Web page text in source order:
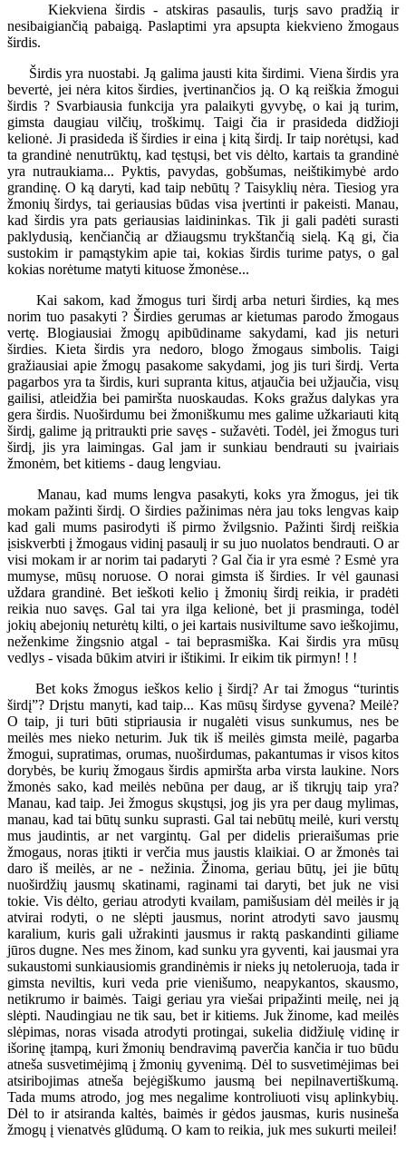
Kiekviena širdis - atskiras pasaulis, turįs savo pradžią ir
nesibaigiančią pabaigą. Paslaptimi yra apsupta kiekvieno žmogaus
širdis.
Širdis yra nuostabi. Ją galima jausti kita širdimi. Viena širdis yra
bevertė, jei nėra kitos širdies, įvertinančios ją. O ką reiškia žmogui
širdis ? Svarbiausia funkcija yra palaikyti gyvybę, o kai ją turim,
gimsta daugiau vilčių, troškimų. Taigi čia ir prasideda didžioji
kelionė. Ji prasideda iš širdies ir eina į kitą širdį. Ir taip norėtųsi, kad
ta grandinė nenutrūktų, kad tęstųsi, bet vis dėlto, kartais ta grandinė
yra nutraukiama... Pyktis, pavydas, gobšumas, neištikimybė ardo
grandinę. O ką daryti, kad taip nebūtų ? Taisyklių nėra. Tiesiog yra
žmonių širdys, tai geriausias būdas visa įvertinti ir pakeisti. Manau,
kad širdis yra pats geriausias laidininkas. Tik ji gali padėti surasti
paklydusią, kenčiančią ar džiaugsmu trykštančią sielą. Ką gi, čia
sustokim ir pamąstykim apie tai, kokias širdis turime patys, o gal
kokias norėtume matyti kituose žmonėse...
Kai sakom, kad žmogus turi širdį arba neturi širdies, ką mes
norim tuo pasakyti ? Širdies gerumas ar kietumas parodo žmogaus
vertę. Blogiausiai žmogų apibūdiname sakydami, kad jis neturi
širdies. Kieta širdis yra nedoro, blogo žmogaus simbolis. Taigi
gražiausiai apie žmogų pasakome sakydami, jog jis turi širdį. Verta
pagarbos yra ta širdis, kuri supranta kitus, atjaučia bei užjaučia, visų
gailisi, atleidžia bei pamiršta nuoskaudas. Koks gražus dalykas yra
gera širdis. Nuoširdumu bei žmoniškumu mes galime užkariauti kitą
širdį, galime ją pritraukti prie savęs - sužavėti. Todėl, jei žmogus turi
širdį, jis yra laimingas. Gal jam ir sunkiau bendrauti su įvairiais
žmonėm, bet kitiems - daug lengviau.
Manau, kad mums lengva pasakyti, koks yra žmogus, jei tik
mokam pažinti širdį. O širdies pažinimas nėra jau toks lengvas kaip
kad gali mums pasirodyti iš pirmo žvilgsnio. Pažinti širdį reiškia
įsiskverbti į žmogaus vidinį pasaulį ir su juo nuolatos bendrauti. O ar
visi mokam ir ar norim tai padaryti ? Gal čia ir yra esmė ? Esmė yra
mumyse, mūsų noruose. O norai gimsta iš širdies. Ir vėl gaunasi
uždara grandinė. Bet ieškoti kelio į žmonių širdį reikia, ir pradėti
reikia nuo savęs. Gal tai yra ilga kelionė, bet ji prasminga, todėl
jokių abejonių neturėtų kilti, o jei kartais nusiviltume savo ieškojimu,
neženkime žingsnio atgal - tai beprasmiška. Kai širdis yra mūsų
vedlys - visada būkim atviri ir ištikimi. Ir eikim tik pirmyn! ! !
Bet koks žmogus ieškos kelio į širdį? Ar tai žmogus “turintis
širdį”? Drįstu manyti, kad taip... Kas mūsų širdyse gyvena? Meilė?
O taip, ji turi būti stipriausia ir nugalėti visus sunkumus, nes be
meilės mes nieko neturim. Juk tik iš meilės gimsta meilė, pagarba
žmogui, supratimas, orumas, nuoširdumas, pakantumas ir visos kitos
dorybės, be kurių žmogaus širdis apmiršta arba virsta laukine. Nors
žmonės sako, kad meilės nebūna per daug, ar iš tikrųjų taip yra?
Manau, kad taip. Jei žmogus skųstųsi, jog jis yra per daug mylimas,
manau, kad tai būtų sunku suprasti. Gal tai nebūtų meilė, kuri verstų
mus jaudintis, ar net vargintų. Gal per didelis prieraišumas prie
žmogaus, noras įtikti ir verčia mus jaustis klaikiai. O ar žmonės tai
daro iš meilės, ar ne - nežinia. Žinoma, geriau būtų, jei jie būtų
nuoširdžių jausmų skatinami, raginami tai daryti, bet juk ne visi
tokie. Vis dėlto, geriau atrodyti kvailam, pamišusiam dėl meilės ir ją
atvirai rodyti, o ne slėpti jausmus, norint atrodyti savo jausmų
karalium, kuris gali užrakinti jausmus ir raktą paskandinti giliame
jūros dugne. Nes mes žinom, kad sunku yra gyventi, kai jausmai yra
sukaustomi sunkiausiomis grandinėmis ir nieks jų netoleruoja, tada ir
gimsta neviltis, kuri veda prie vienišumo, neapykantos, skausmo,
netikrumo ir baimės. Taigi geriau yra viešai pripažinti meilę, nei ją
slėpti. Naudingiau ne tik sau, bet ir kitiems. Juk žinome, kad meilės
slėpimas, noras visada atrodyti protingai, sukelia didžiulę vidinę ir
išorinę įtampą, kuri žmonių bendravimą paverčia kančia ir tuo būdu
atneša susvetimėjimą į žmonių gyvenimą. Dėl to susvetimėjimas bei
atsiribojimas atneša bejėgiškumo jausmą bei nepilnavertiškumą.
Tada mums atrodo, jog mes negalime kontroliuoti visų aplinkybių.
Dėl to ir atsiranda kaltės, baimės ir gėdos jausmas, kuris nusineša
žmogų į vienatvės glūdumą. O kam to reikia, juk mes sukurti meilei!